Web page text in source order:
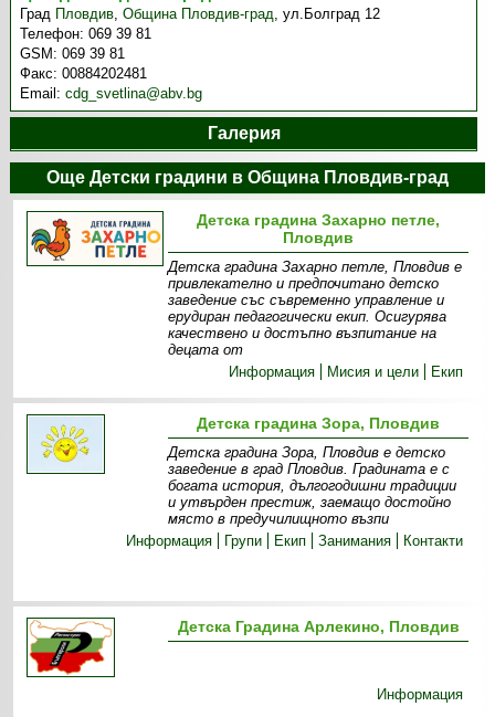
Град Пловдив,Община Пловдив-град,ул.Болград 12
Телефон:069 39 81
GSM:069 39 81
Факс:00884202481
Email:cdg_svetlina@abv.bg
Галерия
Още Детски градини в Община Пловдив-град
Детска градина Захарно петле,
Пловдив
Детска градина Захарно петле, Пловдив е
привлекателно и предпочитано детско
заведение със съвременно управление и
ерудиран педагогически екип. Осигурява
качествено и достъпно възпитание на
децата от
Информация
Мисия и цели Екип
Детска градина Зора, Пловдив
Детска градина Зора, Пловдив е детско
заведение в град Пловдив. Градината е с
богата история, дългогодишни традиции
и утвърден престиж, заемащо достойно
място в предучилищното възпи
Информация
Групи Екип Занимания Контакти
Детска Градина Арлекино, Пловдив
Информация